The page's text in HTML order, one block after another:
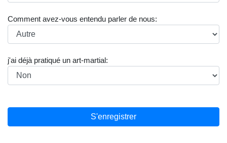
Comment avez-vous entendu parler de nous:
j'ai déjà pratiqué un art-martial :